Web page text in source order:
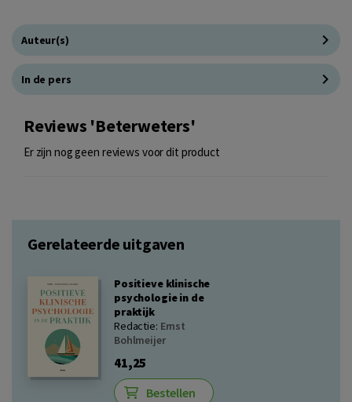
Auteur(s)
In de pers
Reviews 'Beterweters'
Er zijn nog geen reviews voor dit product
Gerelateerde uitgaven
Positieve klinische
psychologie in de
praktijk
Redactie: Ernst
Bohlmeijer
41,25
Bestellen